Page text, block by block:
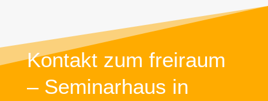
Kontakt zum freiraum
– Seminarhaus in